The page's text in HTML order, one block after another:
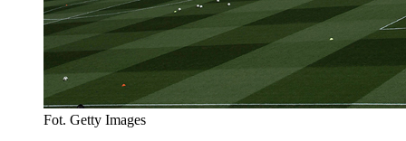
Fot. Getty Images